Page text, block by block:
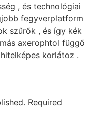
, és technológiai
fegyverplatform
szűrők , és így kék
axerophtol függő
korlátoz .
Required